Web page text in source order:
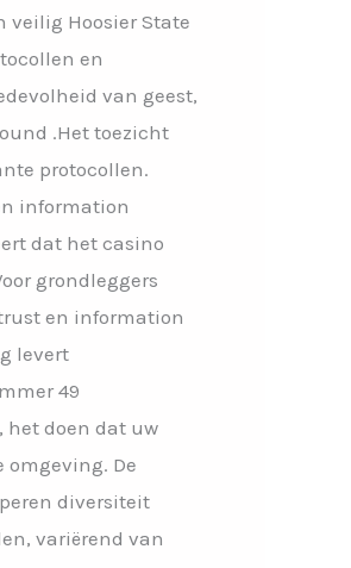
veilig Hoosier State
en
van geest,
.Het toezicht
protocollen.
information
dat het casino
grondleggers
en information
levert
49
het doen dat uw
De
diversiteit
variërend van